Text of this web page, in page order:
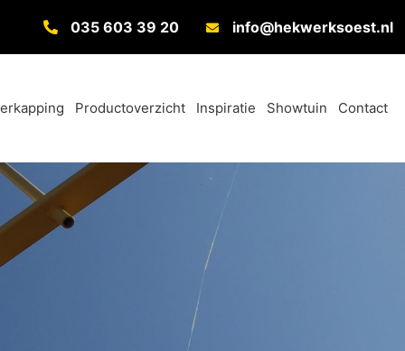
035 603 39 20 info@hekwerksoest.nl
Productoverzicht Inspiratie Showtuin Contact